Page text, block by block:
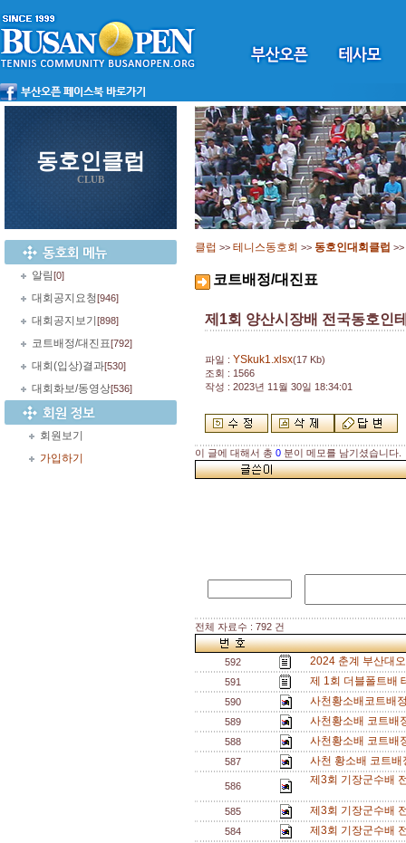
동호인클럽
CLUB
알림[0]
대회공지요청[946]
대회공지보기 [898]
코트배정/대진표[792]
대회(입상)결과[530]
대회화보/동영상[536]
회원보기
가입하기
클럽 >> 테니스동호회 >> 동호인대회클럽 >>
코트배정/대진표
제1회 양산시장배 전국동호인
파일 : YSkuk1.xlsx(17 Kb)
조회 : 1566
작성 : 2023년 11월 30일 18:34:01
이 글에 대해서 총 0 분이 메모를 남기셨습니다.
전체 자료수 : 792 건
592 2024 춘계 부산대
591 제 1회 더블폴트배
590 사천황소배코트배
589 사천황소배 코트
588 사천황소배 코트
587 사천 황소배 코트
586 제3회 기장군수배
585 제3회 기장군수배
584 제3회 기장군수배